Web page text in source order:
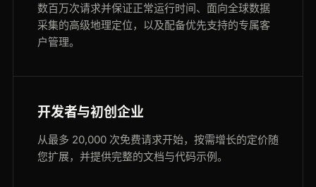
数百万次请求并保证正常运行时间、面向全球数据
采集的高级地理定位，以及配备优先支持的专属客
户管理。
开发者与初创企业
从最多 20,000 次免费请求开始，按需增长的定价随
您扩展，并提供完整的文档与代码示例。